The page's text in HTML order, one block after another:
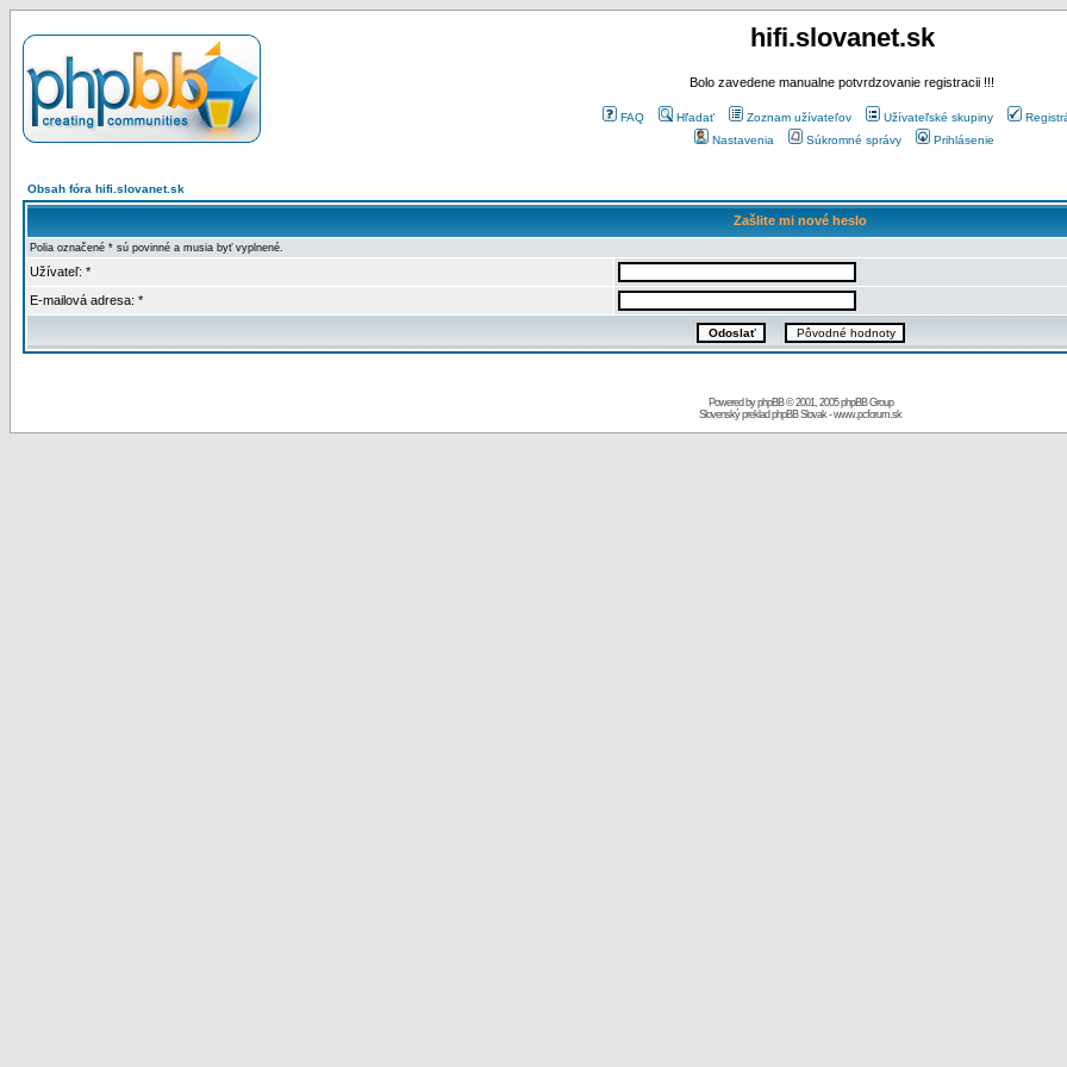
hifi.slovanet.sk
Bolo zavedene manualne potvrdzovanie registracii !!!
FAQ Hľadať Zoznam užívateľov Užívateľské skupiny
Nastavenia
Súkromné správy Prihlásenie
Obsah fóra hifi.slovanet.sk
Zašlite mi nové heslo
Polia označené * sú povinné a musia byť vyplnené.
Užívateľ: *
E-mailová adresa: *
Powered byphpBB© 2001, 2005 phpBB Group
Slovenský preklad phpBB Slovak-www.pcforum.sk